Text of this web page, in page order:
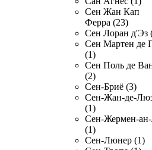
Сен Жан Кап
Ферра (23)
Сен Лоран д'Эз
Сен Мартен де
(1)
Сен Поль де
(2)
Сен-Бриё (3)
Сен-Жан-де-
(1)
Сен-Жермен-
(1)
Сен-Люнер (1)